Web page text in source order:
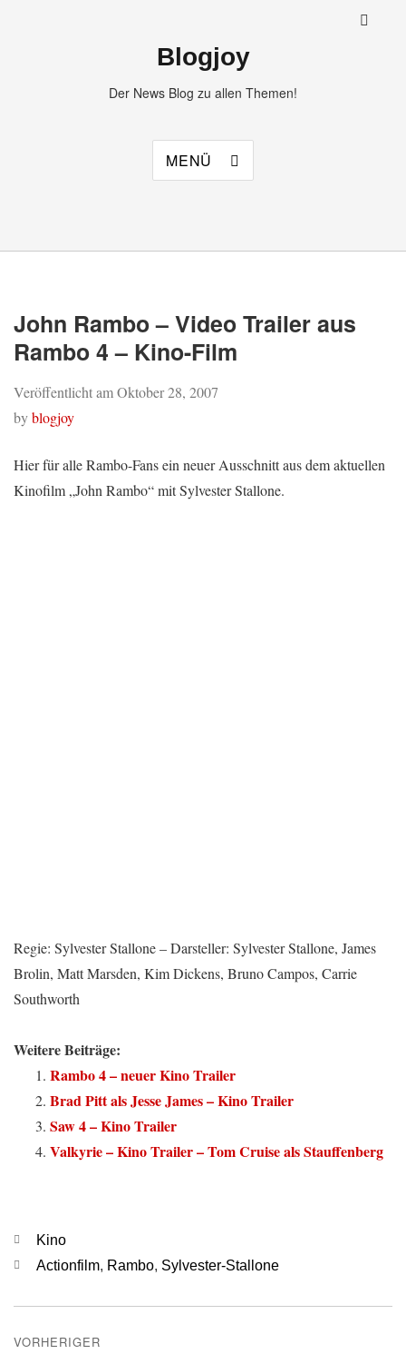
Blogjoy
Der News Blog zu allen Themen!
MENÜ
John Rambo – Video Trailer aus
Rambo 4 – Kino-Film
Veröffentlicht amOktober 28, 2007
byblogjoy
Hier für alle Rambo-Fans ein neuer Ausschnitt aus dem aktuellen
Kinofilm „John Rambo“ mit Sylvester Stallone.
Regie: Sylvester Stallone – Darsteller: Sylvester Stallone, James
Brolin, Matt Marsden, Kim Dickens, Bruno Campos, Carrie
Southworth
Weitere Beiträge:
Rambo 4 – neuer Kino Trailer
Brad Pitt als Jesse James – Kino Trailer
Saw 4 – Kino Trailer
Valkyrie – Kino Trailer – Tom Cruise als Stauffenberg
Kategorien
Kino
Schlagwörter
Actionfilm, Rambo, Sylvester-Stallone
VORHERIGER